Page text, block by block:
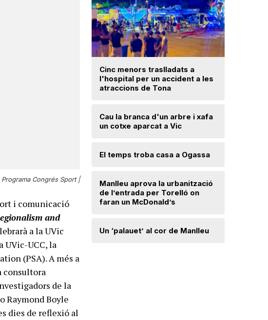
Programa Congrés Sport |
i comunicació
and
a la UVic
UVic-UCC, la
(PSA). A més a
consultora
de la
Raymond Boyle
dies de reflexió al
Cinc menors traslladats a
l'hospital per un accident a les
atraccions de Tona
Cau la branca d'un arbre i xafa
un cotxe aparcat a Vic
El temps troba casa a Ogassa
Manlleu aprova la urbanització
de l’entrada per Torelló on
faran un McDonald’s
Un ‘palauet’ al cor de Manlleu